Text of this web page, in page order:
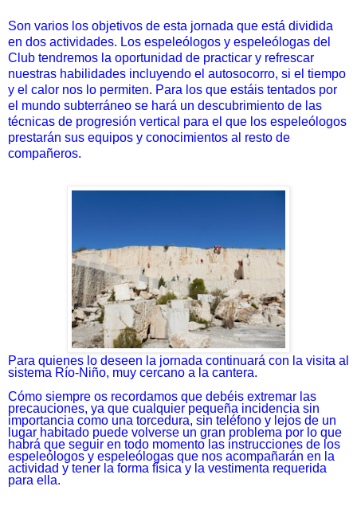
Son varios los objetivos de esta jornada que está dividida
en dos actividades. Los espeleólogos y espeleólogas del
Club tendremos la oportunidad de practicar y refrescar
nuestras habilidades incluyendo el autosocorro, si el tiempo
y el calor nos lo permiten. Para los que estáis tentados por
el mundo subterráneo se hará un descubrimiento de las
técnicas de progresión vertical para el que los espeleólogos
prestarán sus equipos y conocimientos al resto de
compañeros.
Para quienes lo deseen la jornada continuará con la visita al
sistema Río-Niño, muy cercano a la cantera.
Cómo siempre os recordamos que debéis extremar las
precauciones, ya que cualquier pequeña incidencia sin
importancia como una torcedura, sin teléfono y lejos de un
lugar habitado puede volverse un gran problema por lo que
habrá que seguir en todo momento las instrucciones de los
espeleólogos y espeleólogas que nos acompañarán en la
actividad y tener la forma física y la vestimenta requerida
para ella.